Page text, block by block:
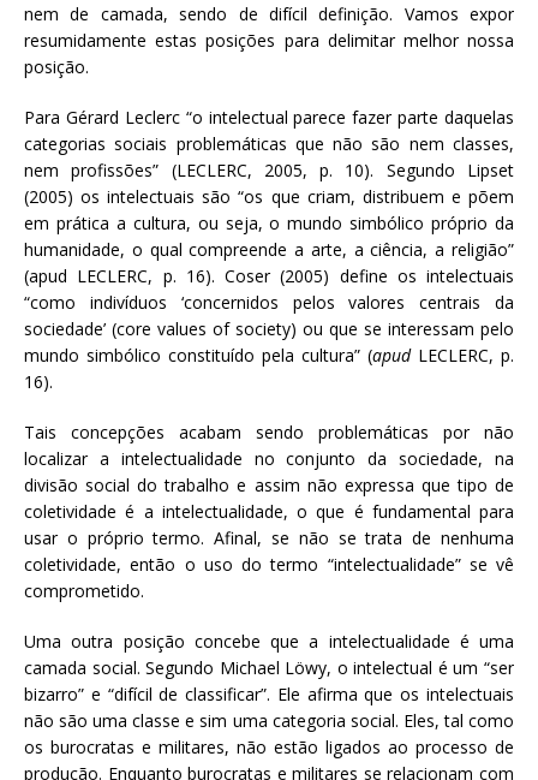
nem de camada, sendo de difícil definição. Vamos expor
resumidamente estas posições para delimitar melhor nossa
posição.
Para Gérard Leclerc “o intelectual parece fazer parte daquelas
categorias sociais problemáticas que não são nem classes,
nem profissões” (LECLERC, 2005, p. 10). Segundo Lipset
(2005) os intelectuais são “os que criam, distribuem e põem
em prática a cultura, ou seja, o mundo simbólico próprio da
humanidade, o qual compreende a arte, a ciência, a religião”
(apud LECLERC, p. 16). Coser (2005) define os intelectuais
“como indivíduos ‘concernidos pelos valores centrais da
sociedade’ (core values of society) ou que se interessam pelo
mundo simbólico constituído pela cultura” (apudLECLERC, p.
16).
Tais concepções acabam sendo problemáticas por não
localizar a intelectualidade no conjunto da sociedade, na
divisão social do trabalho e assim não expressa que tipo de
coletividade é a intelectualidade, o que é fundamental para
usar o próprio termo. Afinal, se não se trata de nenhuma
coletividade, então o uso do termo “intelectualidade” se vê
comprometido.
Uma outra posição concebe que a intelectualidade é uma
camada social. Segundo Michael Löwy, o intelectual é um “ser
bizarro” e “difícil de classificar”. Ele afirma que os intelectuais
não são uma classe e sim uma categoria social. Eles, tal como
os burocratas e militares, não estão ligados ao processo de
produção. Enquanto burocratas e militares se relacionam com